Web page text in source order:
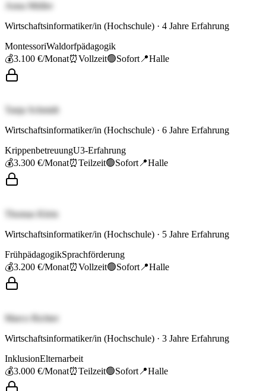
Anna Müller
Wirtschaftsinformatiker/in (Hochschule) · 4 Jahre Erfahrung
MontessoriWaldorfpädagogik
💰3.100 €/Monat⏰Vollzeit🟢Sofort 📍Halle
Tanja Schmidt
Wirtschaftsinformatiker/in (Hochschule) · 6 Jahre Erfahrung
KrippenbetreuungU3-Erfahrung
💰3.300 €/Monat⏰Teilzeit🟢Sofort 📍Halle
Thomas Klein
Wirtschaftsinformatiker/in (Hochschule) · 5 Jahre Erfahrung
FrühpädagogikSprachförderung
💰3.200 €/Monat⏰Vollzeit🟢Sofort 📍Halle
Marco Richter
Wirtschaftsinformatiker/in (Hochschule) · 3 Jahre Erfahrung
InklusionElternarbeit
💰3.000 €/Monat⏰Teilzeit🟢Sofort 📍Halle